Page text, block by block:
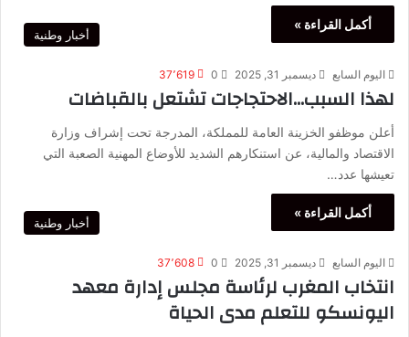
أكمل القراءة »
أخبار وطنية
اليوم السابع ديسمبر 31, 2025 0 37٬619
لهذا السبب…الاحتجاجات تشتعل بالقباضات
أعلن موظفو الخزينة العامة للمملكة، المدرجة تحت إشراف وزارة
الاقتصاد والمالية، عن استنكارهم الشديد للأوضاع المهنية الصعبة التي
تعيشها عدد…
أكمل القراءة »
أخبار وطنية
اليوم السابع ديسمبر 31, 2025 0 37٬608
انتخاب المغرب لرئاسة مجلس إدارة معهد
اليونسكو للتعلم مدى الحياة